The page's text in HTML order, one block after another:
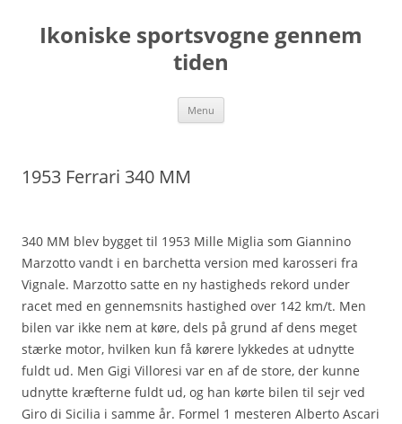
indhold
Ikoniske sportsvogne gennem
tiden
Menu
1953 Ferrari 340 MM
340 MM blev bygget til 1953 Mille Miglia som Giannino
Marzotto vandt i en barchetta version med karosseri fra
Vignale. Marzotto satte en ny hastigheds rekord under
racet med en gennemsnits hastighed over 142 km/t. Men
bilen var ikke nem at køre, dels på grund af dens meget
stærke motor, hvilken kun få kørere lykkedes at udnytte
fuldt ud. Men Gigi Villoresi var en af de store, der kunne
udnytte kræfterne fuldt ud, og han kørte bilen til sejr ved
Giro di Sicilia i samme år. Formel 1 mesteren Alberto Ascari